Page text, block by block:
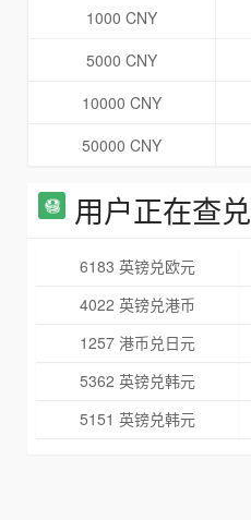
1000 CNY
5000 CNY
10000 CNY
50000 CNY
用户正在查兑
6183 英镑兑欧元
4022 英镑兑港币
1257 港币兑日元
5362 英镑兑韩元
5151 英镑兑韩元